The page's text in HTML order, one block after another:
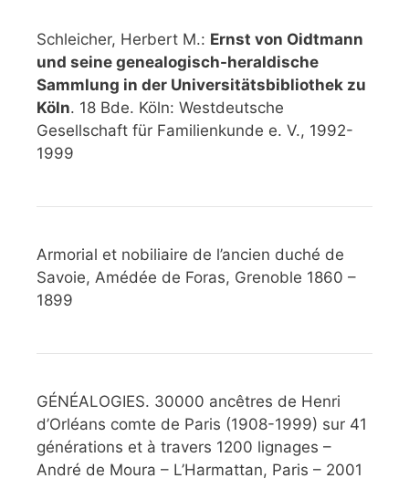
Schleicher, Herbert M.: Ernst von Oidtmann
und seine genealogisch-heraldische
Sammlung in der Universitätsbibliothek zu
Köln. 18 Bde. Köln: Westdeutsche
Gesellschaft für Familienkunde e. V., 1992-
1999
Armorial et nobiliaire de l’ancien duché de
Savoie, Amédée de Foras, Grenoble 1860 –
1899
GÉNÉALOGIES. 30000 ancêtres de Henri
d’Orléans comte de Paris (1908-1999) sur 41
générations et à travers 1200 lignages –
André de Moura – L’Harmattan, Paris – 2001